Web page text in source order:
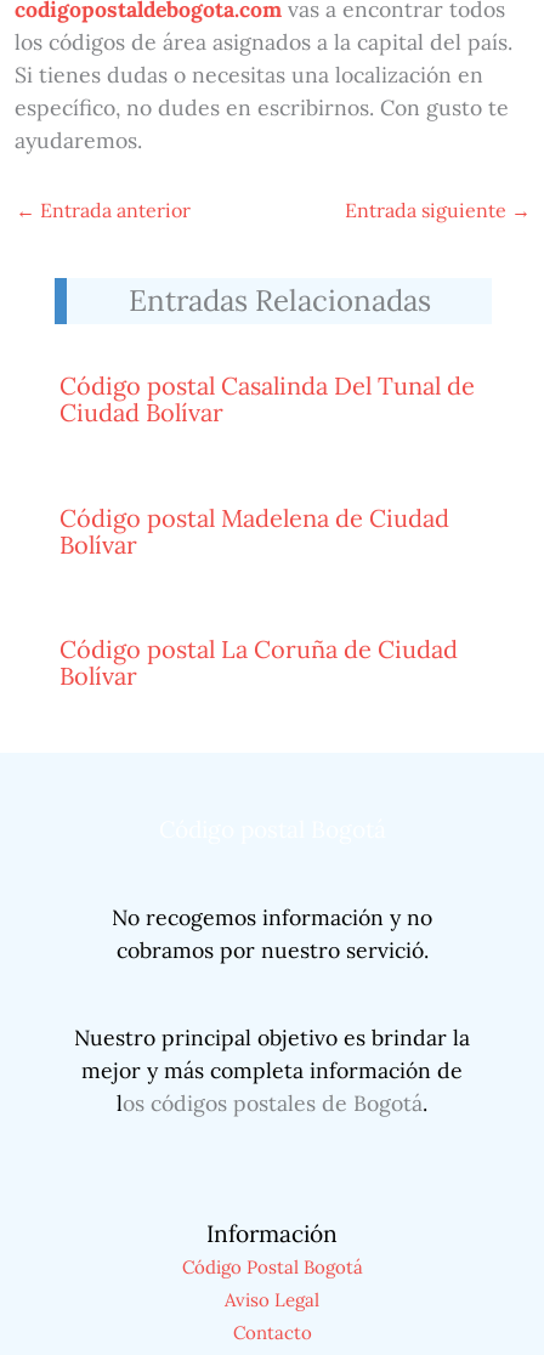
codigopostaldebogota.comvas a encontrar todos
los códigos de área asignados a la capital del país.
Si tienes dudas o necesitas una localización en
específico, no dudes en escribirnos. Con gusto te
ayudaremos.
← Entrada anterior Entrada siguiente →
Entradas Relacionadas
Código postal Casalinda Del Tunal de
Ciudad Bolívar
Código postal Madelena de Ciudad
Bolívar
Código postal La Coruña de Ciudad
Bolívar
No recogemos información y no
cobramos por nuestro servició.
Nuestro principal objetivo es brindar la
mejor y más completa información de
los códigos postales de Bogotá.
Información
Código Postal Bogotá
Aviso Legal
Contacto